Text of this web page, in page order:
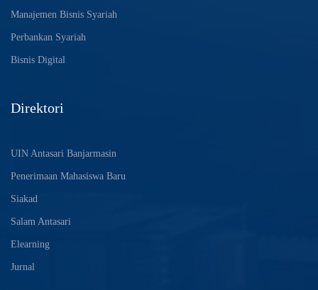
Manajemen Bisnis Syariah
Perbankan Syariah
Bisnis Digital
Direktori
UIN Antasari Banjarmasin
Penerimaan Mahasiswa Baru
Siakad
Salam Antasari
Elearning
Jurnal